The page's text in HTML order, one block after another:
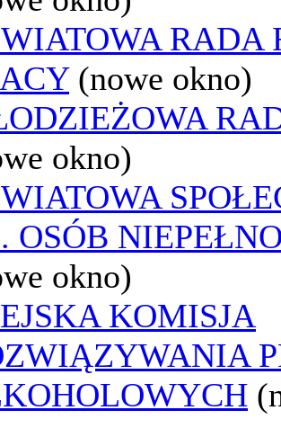
RADA
(nowe okno)
okno)
OSÓB
okno)
KOMISJA